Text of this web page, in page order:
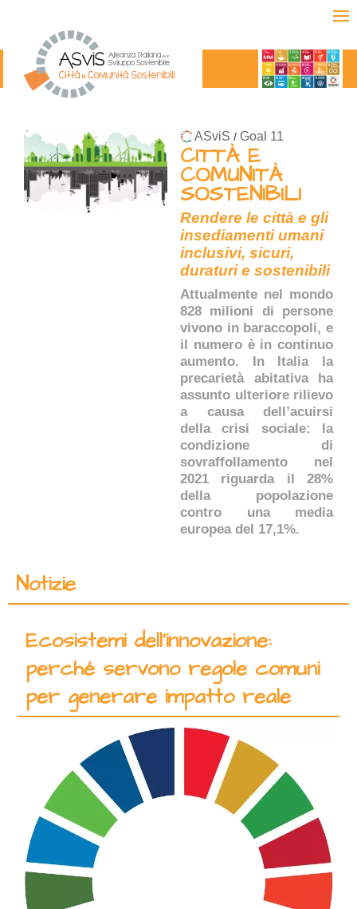
ASviS / Goal 11
CITTÀ E
COMUNITÀ
SOSTENIBILI
Rendere le città e gli
insediamenti umani
inclusivi, sicuri,
duraturi e sostenibili
Attualmente nel mondo
828 milioni di persone
vivono in baraccopoli, e
il numero è in continuo
aumento. In Italia la
precarietà abitativa ha
assunto ulteriore rilievo
a causa dell’acuirsi
della crisi sociale: la
condizione di
sovraffollamento nel
2021 riguarda il 28%
della popolazione
contro una media
europea del 17,1%.
Notizie
Ecosistemi dell’innovazione:
perché servono regole comuni
per generare impatto reale